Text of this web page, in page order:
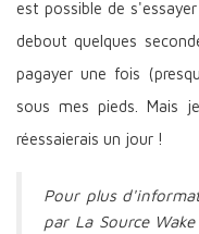
est possible de
debout quelques
pagayer une fois
sous mes pieds. Mais
réessaierais un jour !
Pour plus
par La Source